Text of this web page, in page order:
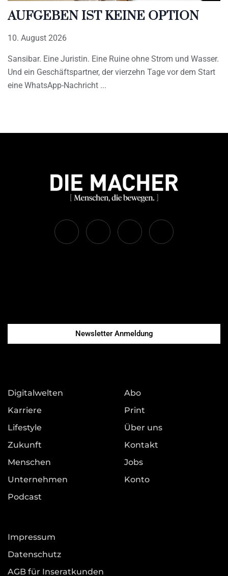
AUFGEBEN IST KEINE OPTION
10. August 2026
Sansibar. Eine Juristin. Eine Ruine ohne Strom und Wasser.
Und ein Geschäftspartner, der vierzehn Tage vor dem Start
eine WhatsApp-Nachricht
Newsletter Anmeldung
Digitalwelten
Karriere
Lifestyle
Zukunft
Menschen
Unternehmen
Podcast
Abo
Print
Über uns
Kontakt
Jobs
Konto
Impressum
Datenschutz
AGB für Inseratkunden